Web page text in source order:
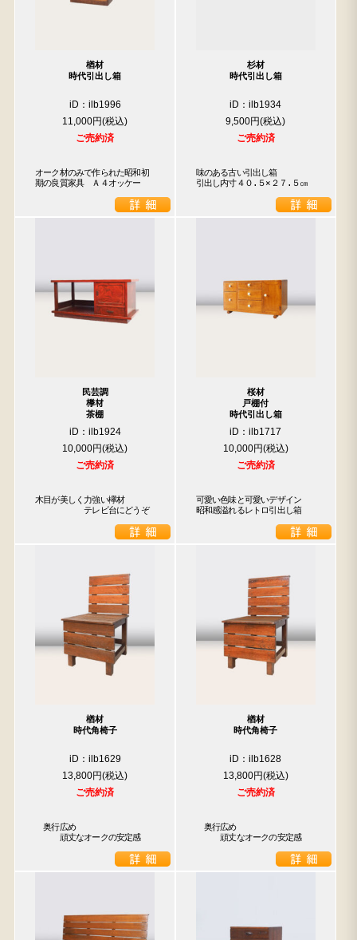
楢材
時代引出し箱
iD：ilb1996
11,000円
ご売約済
オーク材のみで作られた昭和初
期の良質家具　Ａ４オッケー
杉材
時代引出し箱
iD：ilb1934
9,500円
ご売約済
味のある古い引出し箱
引出し内寸４０.５×２７.５㎝
民芸調
﨔材
茶棚
iD：ilb1924
10,000円
ご売約済
木目が美しく力強い欅材
テレビ台にどうぞ
桜材
戸棚付
時代引出し箱
iD：ilb1717
10,000円
ご売約済
可愛い色味と可愛いデザイン
昭和感溢れるレトロ引出し箱
楢材
時代角椅子
iD：ilb1629
13,800円
ご売約済
奥行広め
頑丈なオークの安定感
楢材
時代角椅子
iD：ilb1628
13,800円
ご売約済
奥行広め
頑丈なオークの安定感